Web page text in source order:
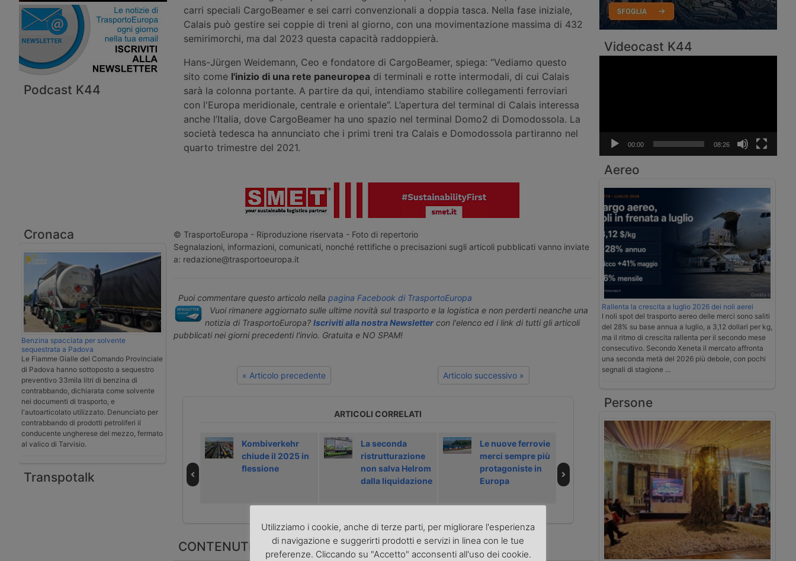
Podcast K44
Cronaca
Benzina spacciata per solvente
sequestrata a Padova
Le Fiamme Gialle del Comando Provinciale
di Padova hanno sottoposto a sequestro
preventivo 33mila litri di benzina di
contrabbando, dichiarata come solvente
nei documenti di trasporto, e
l'autoarticolato utilizzato. Denunciato per
contrabbando di prodotti petroliferi il
conducente ungherese del mezzo, fermato
al valico di Tarvisio.
Transpotalk
carri speciali CargoBeamer e sei carri convenzionali a doppia tasca. Nella fase iniziale,
Calais può gestire sei coppie di treni al giorno, con una movimentazione massima di 432
semirimorchi, ma dal 2023 questa capacità raddoppierà.
Hans-Jürgen Weidemann, Ceo e fondatore di CargoBeamer, spiega: “Vediamo questo
sito come l'inizio di una rete paneuropea di terminali e rotte intermodali, di cui Calais
sarà la colonna portante. A partire da qui, intendiamo stabilire collegamenti ferroviari
con l'Europa meridionale, centrale e orientale”. L’apertura del terminal di Calais interessa
anche l’Italia, dove CargoBeamer ha uno spazio nel terminal Domo2 di Domodossola. La
società tedesca ha annunciato che i primi treni tra Calais e Domodossola partiranno nel
quarto trimestre del 2021.
© TrasportoEuropa - Riproduzione riservata - Foto di repertorio
Segnalazioni, informazioni, comunicati, nonché rettifiche o precisazioni sugli articoli pubblicati vanno inviate
a: redazione@trasportoeuropa.it
Puoi commentare questo articolo nella pagina Facebook di TrasportoEuropa
Vuoi rimanere aggiornato sulle ultime novità sul trasporto e la logistica e non perderti neanche una
notizia di TrasportoEuropa? Iscriviti alla nostra Newslettercon l'elenco ed i link di tutti gli articoli
pubblicati nei giorni precedenti l'invio. Gratuita e NO SPAM!
« Articolo precedente Articolo successivo »
ARTICOLI CORRELATI
Partita
Spagna e
Kombiverkehr
chiude il 2025 in
flessione
La seconda
ristrutturazione
non salva Helrom
dalla liquidazione
Le nuove ferrovie
merci sempre più
protagoniste in
Europa
L’intermodale
europeo
cresciuto nel
2025 anche se
ostacolato dai
cantieri
Nuovo
collegamento
ferroviario
Bologna-
Marcianise
CONTENUTI SPONSORIZZATI
Videocast K44
00:00 08:26
Aereo
Rallenta la crescita a luglio 2026 dei noli aerei
I noli spot del trasporto aereo delle merci sono saliti
del 28% su base annua a luglio, a 3,12 dollari per kg,
ma il ritmo di crescita rallenta per il secondo mese
consecutivo. Secondo Xeneta il mercato affronta
una seconda metà del 2026 più debole, con pochi
segnali di stagione …
Persone
Utilizziamo i cookie, anche di terze parti, per migliorare l'esperienza
di navigazione e suggerirti prodotti e servizi in linea con le tue
preferenze. Cliccando su "Accetto" acconsenti all'uso dei cookie.